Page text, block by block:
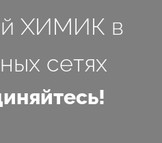
ХИМИК в
сетях